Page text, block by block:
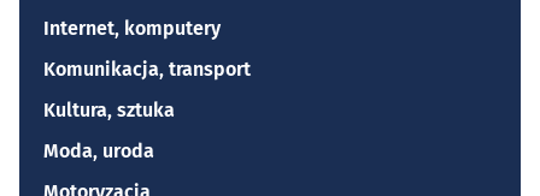
Internet, komputery
Komunikacja, transport
Kultura, sztuka
Moda, uroda